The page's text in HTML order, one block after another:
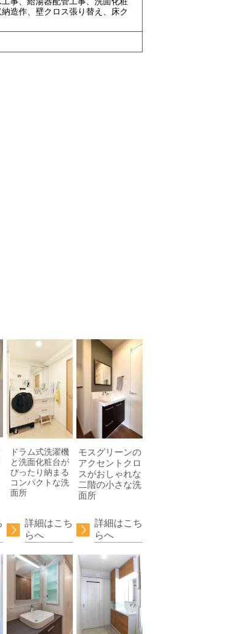
造作、壁クロス張り替え、床ク
ドラム式洗濯機
と洗面化粧台が
ぴったり納まる
コンパクトな洗
面所
詳細はこち
らへ
モスグリーンの
アクセントクロ
スがおしゃれな
二階の小さな洗
面所
詳細はこち
らへ